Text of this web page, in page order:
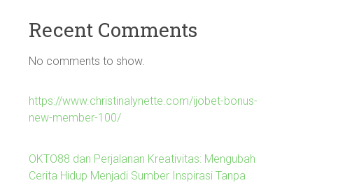
Recent Comments
No comments to show.
https://www.christinalynette.com/ijobet-bonus-
new-member-100/
OKTO88 dan Perjalanan Kreativitas: Mengubah
Cerita Hidup Menjadi Sumber Inspirasi Tanpa